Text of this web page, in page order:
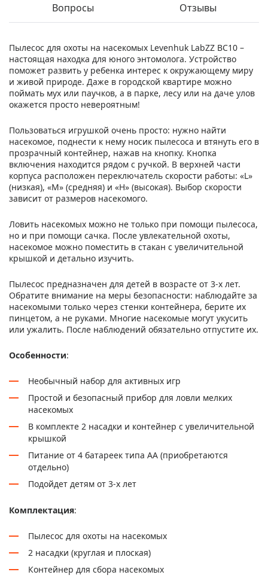
Вопросы Отзывы
Пылесос для охоты на насекомых Levenhuk LabZZ BC10 –
настоящая находка для юного энтомолога. Устройство
поможет развить у ребенка интерес к окружающему миру
и живой природе. Даже в городской квартире можно
поймать мух или паучков, а в парке, лесу или на даче улов
окажется просто невероятным!
Пользоваться игрушкой очень просто: нужно найти
насекомое, поднести к нему носик пылесоса и втянуть его в
прозрачный контейнер, нажав на кнопку. Кнопка
включения находится рядом с ручкой. В верхней части
корпуса расположен переключатель скорости работы: «L»
(низкая), «M» (средняя) и «H» (высокая). Выбор скорости
зависит от размеров насекомого.
Ловить насекомых можно не только при помощи пылесоса,
но и при помощи сачка. После увлекательной охоты,
насекомое можно поместить в стакан с увеличительной
крышкой и детально изучить.
Пылесос предназначен для детей в возрасте от 3-х лет.
Обратите внимание на меры безопасности: наблюдайте за
насекомыми только через стенки контейнера, берите их
пинцетом, а не руками. Многие насекомые могут укусить
или ужалить. После наблюдений обязательно отпустите их.
Особенности:
Необычный набор для активных игр
Простой и безопасный прибор для ловли мелких
насекомых
В комплекте 2 насадки и контейнер с увеличительной
крышкой
Питание от 4 батареек типа АА (приобретаются
отдельно)
Подойдет детям от 3-х лет
Комплектация:
Пылесос для охоты на насекомых
2 насадки (круглая и плоская)
Контейнер для сбора насекомых